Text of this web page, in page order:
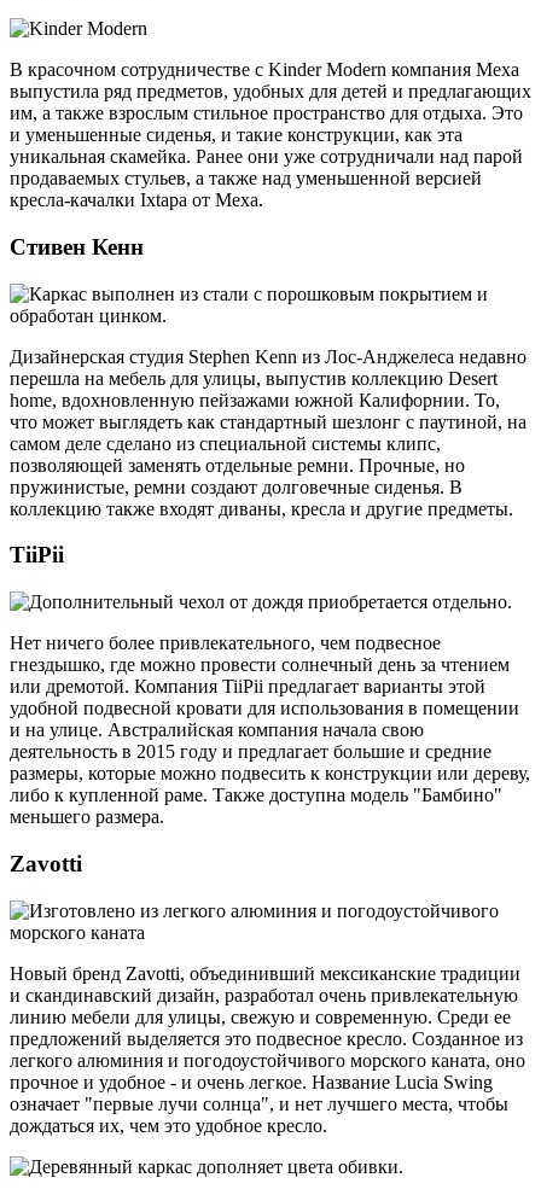
В красочном сотрудничестве с Kinder Modern компания Mexa
выпустила ряд предметов, удобных для детей и предлагающих
им, а также взрослым стильное пространство для отдыха. Это
и уменьшенные сиденья, и такие конструкции, как эта
уникальная скамейка. Ранее они уже сотрудничали над парой
продаваемых стульев, а также над уменьшенной версией
кресла-качалки Ixtapa от Mexa.
Стивен Кенн
Дизайнерская студия Stephen Kenn из Лос-Анджелеса недавно
перешла на мебель для улицы, выпустив коллекцию Desert
home, вдохновленную пейзажами южной Калифорнии. То,
что может выглядеть как стандартный шезлонг с паутиной, на
самом деле сделано из специальной системы клипс,
позволяющей заменять отдельные ремни. Прочные, но
пружинистые, ремни создают долговечные сиденья. В
коллекцию также входят диваны, кресла и другие предметы.
TiiPii
Нет ничего более привлекательного, чем подвесное
гнездышко, где можно провести солнечный день за чтением
или дремотой. Компания TiiPii предлагает варианты этой
удобной подвесной кровати для использования в помещении
и на улице. Австралийская компания начала свою
деятельность в 2015 году и предлагает большие и средние
размеры, которые можно подвесить к конструкции или дереву,
либо к купленной раме. Также доступна модель "Бамбино"
меньшего размера.
Zavotti
Новый бренд Zavotti, объединивший мексиканские традиции
и скандинавский дизайн, разработал очень привлекательную
линию мебели для улицы, свежую и современную. Среди ее
предложений выделяется это подвесное кресло. Созданное из
легкого алюминия и погодоустойчивого морского каната, оно
прочное и удобное - и очень легкое. Название Lucia Swing
означает "первые лучи солнца", и нет лучшего места, чтобы
дождаться их, чем это удобное кресло.